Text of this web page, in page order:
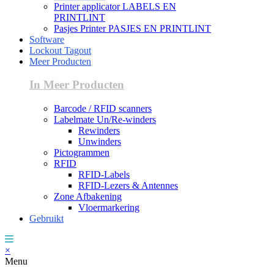
Printer applicator LABELS EN
PRINTLINT
Pasjes Printer PASJES EN PRINTLINT
Software
Lockout Tagout
Meer Producten
In Meer Producten
Barcode / RFID scanners
Labelmate Un/Re-winders
Rewinders
Unwinders
Pictogrammen
RFID
RFID-Labels
RFID-Lezers & Antennes
Zone Afbakening
Vloermarkering
Gebruikt
×
Menu